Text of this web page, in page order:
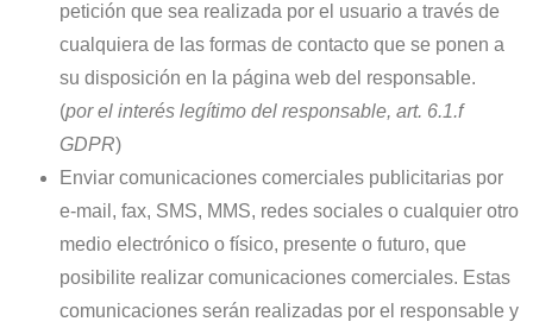
petición que sea realizada por el usuario a través de
cualquiera de las formas de contacto que se ponen a
su disposición en la página web del responsable.
(por el interés legítimo del responsable, art. 6.1.f
GDPR)
Enviar comunicaciones comerciales publicitarias por
e-mail, fax, SMS, MMS, redes sociales o cualquier otro
medio electrónico o físico, presente o futuro, que
posibilite realizar comunicaciones comerciales. Estas
comunicaciones serán realizadas por el responsable y